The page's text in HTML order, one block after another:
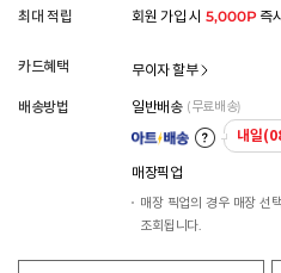
모든 혜택이 적용된 금액으로, 실제 결제 금액
최대 적립 회원 가입 시 5,000P즉
카드혜택 무이자 할부
배송방법 일반배송 (무료배송)
내일
매장픽업
매장 픽업의 경우 매장 선
조회됩니다.